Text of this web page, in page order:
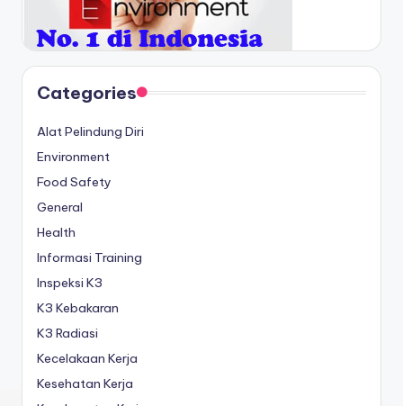
Categories
Alat Pelindung Diri
Environment
Food Safety
General
Health
Informasi Training
Inspeksi K3
K3 Kebakaran
K3 Radiasi
Kecelakaan Kerja
Kesehatan Kerja